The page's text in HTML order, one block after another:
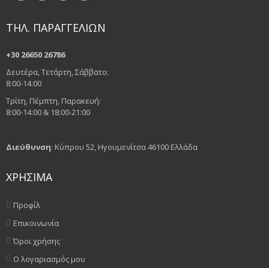
ΤΗΛ. ΠΑΡΑΓΓΕΛΙΩΝ
+30 26650 26786
Δευτέρα, Τετάρτη, Σάββατο:
8:00-14:00
Τρίτη, Πέμπτη, Παρακευή:
8:00-14:00 & 18:00-21:00
Διεύθυνση: Κύπρου 52, Ηγουμενίτσα 46100 Ελλάδα
ΧΡΗΣΙΜΑ
Προφίλ
Επικοινωνία
Όροι χρήσης
Ο λογαριασμός μου